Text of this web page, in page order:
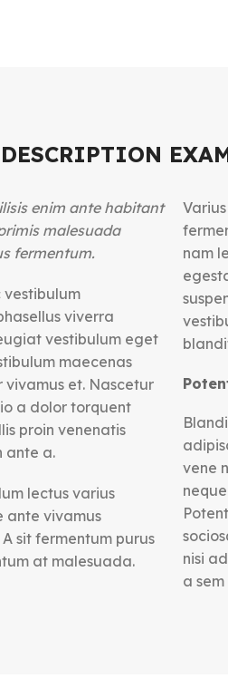
enim ante habitant
malesuada
fermentum.
vestibulum
viverra
vestibulum eget
maecenas
et. Nascetur
a dolor torquent
proin venenatis
ante a.
lectus varius
ante vivamus
sit fermentum purus
at malesuada.
nam
vene
nisi
a